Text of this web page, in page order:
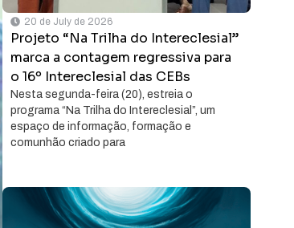
20 de July de 2026
Projeto “Na Trilha do Intereclesial”
marca a contagem regressiva para
o 16º Intereclesial das CEBs
Nesta segunda-feira (20), estreia o
programa “Na Trilha do Intereclesial”, um
espaço de informação, formação e
comunhão criado para